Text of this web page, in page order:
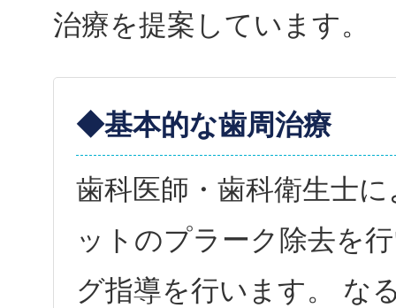
治療を提案しています。
◆基本的な歯周治療
歯科医師・歯科衛生士
ットのプラーク除去を
グ指導を行います。 な